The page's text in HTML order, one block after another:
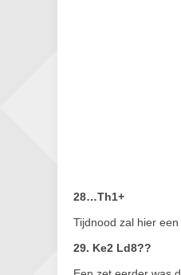
28…Th1+
Tijdnood zal hier
29. Ke2 Ld8??